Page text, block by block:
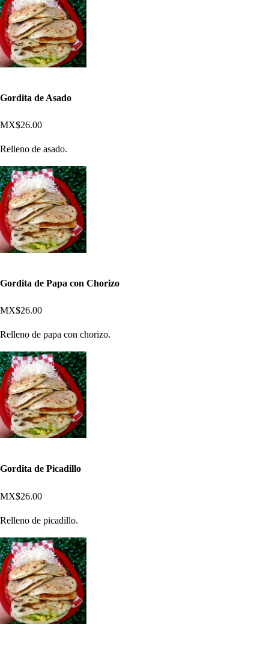
Gordita de Asado
MX$26.00
Relleno de asado.
Gordita de Papa con Chorizo
MX$26.00
Relleno de papa con chorizo.
Gordita de Picadillo
MX$26.00
Relleno de picadillo.